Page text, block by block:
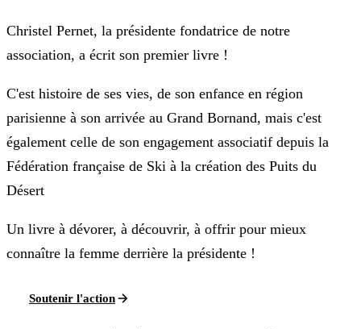
Christel Pernet, la présidente fondatrice de notre
association, a écrit son premier livre !
C'est histoire de ses vies, de son enfance en région
parisienne à son arrivée au Grand Bornand, mais c'est
également celle de son engagement associatif depuis la
Fédération française de Ski à la création des Puits du
Désert
Un livre à dévorer, à découvrir, à offrir pour mieux
connaître la femme derrière la présidente !
Soutenir l'action